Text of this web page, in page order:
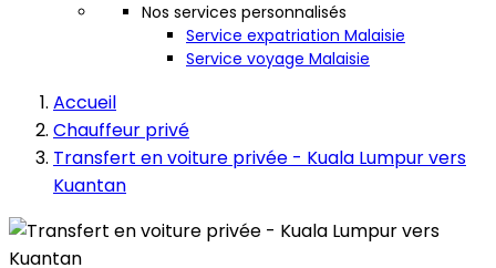
Nos services personnalisés
Service expatriation Malaisie
Service voyage Malaisie
Accueil
Chauffeur privé
Transfert en voiture privée - Kuala Lumpur vers
Kuantan